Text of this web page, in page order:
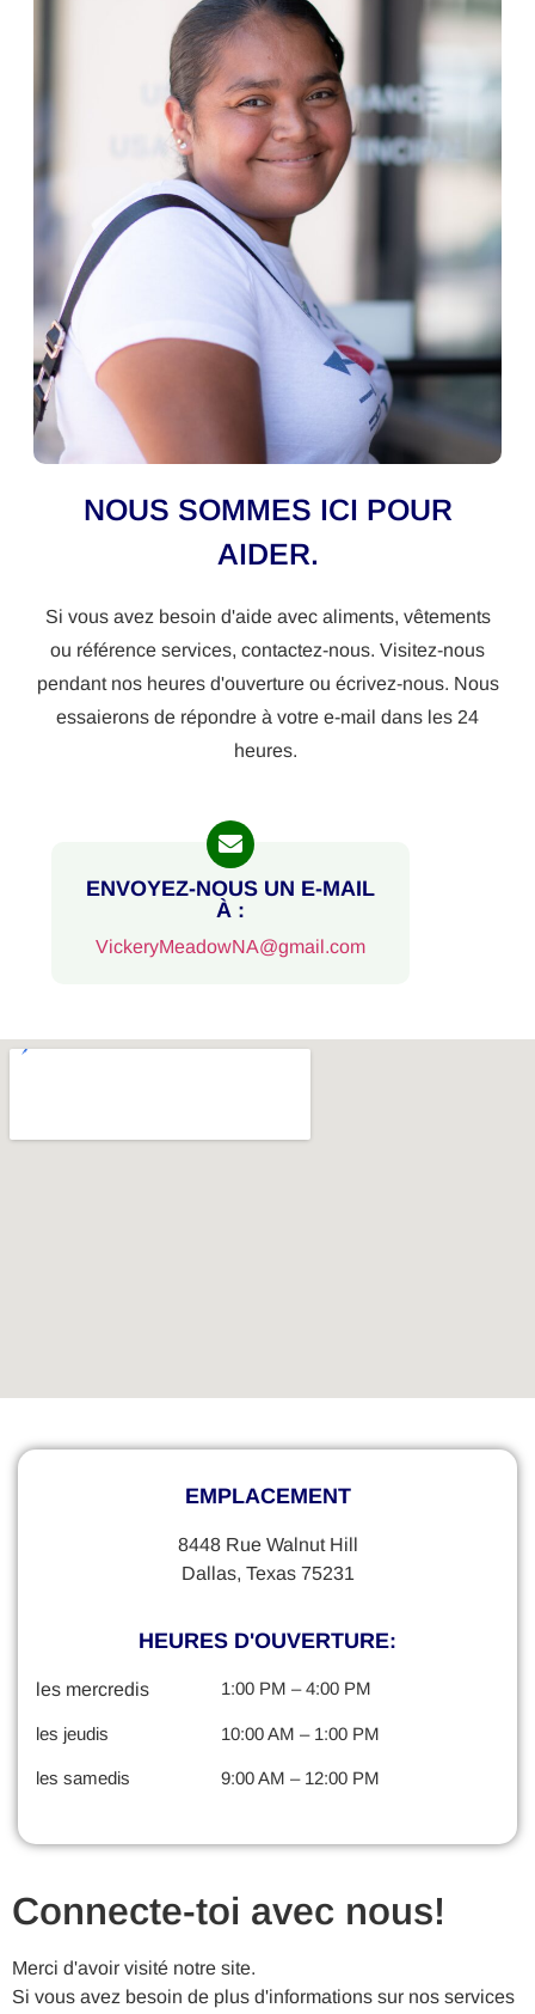
NOUS SOMMES ICI POUR
AIDER.
Si vous avez besoin d'aide avec aliments, vêtements
ou référence services, contactez-nous. Visitez-nous
pendant nos heures d'ouverture ou écrivez-nous. Nous
essaierons de répondre à votre e-mail dans les 24
heures.
ENVOYEZ-NOUS UN E-MAIL
À :
VickeryMeadowNA@gmail.com
EMPLACEMENT
8448 Rue Walnut Hill
Dallas, Texas 75231
HEURES D'OUVERTURE:
les mercredis 1:00 PM – 4:00 PM
les jeudis 10:00 AM – 1:00 PM
les samedis 9:00 AM – 12:00 PM
Connecte-toi avec nous!
Merci d'avoir visité notre site.
Si vous avez besoin de plus d'informations sur nos services